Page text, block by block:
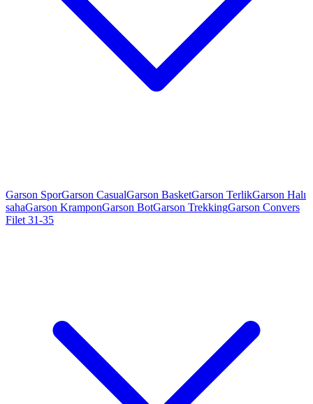
Garson SporGarson CasualGarson BasketGarson TerlikGarson Halı
sahaGarson KramponGarson BotGarson TrekkingGarson Convers
Filet 31-35